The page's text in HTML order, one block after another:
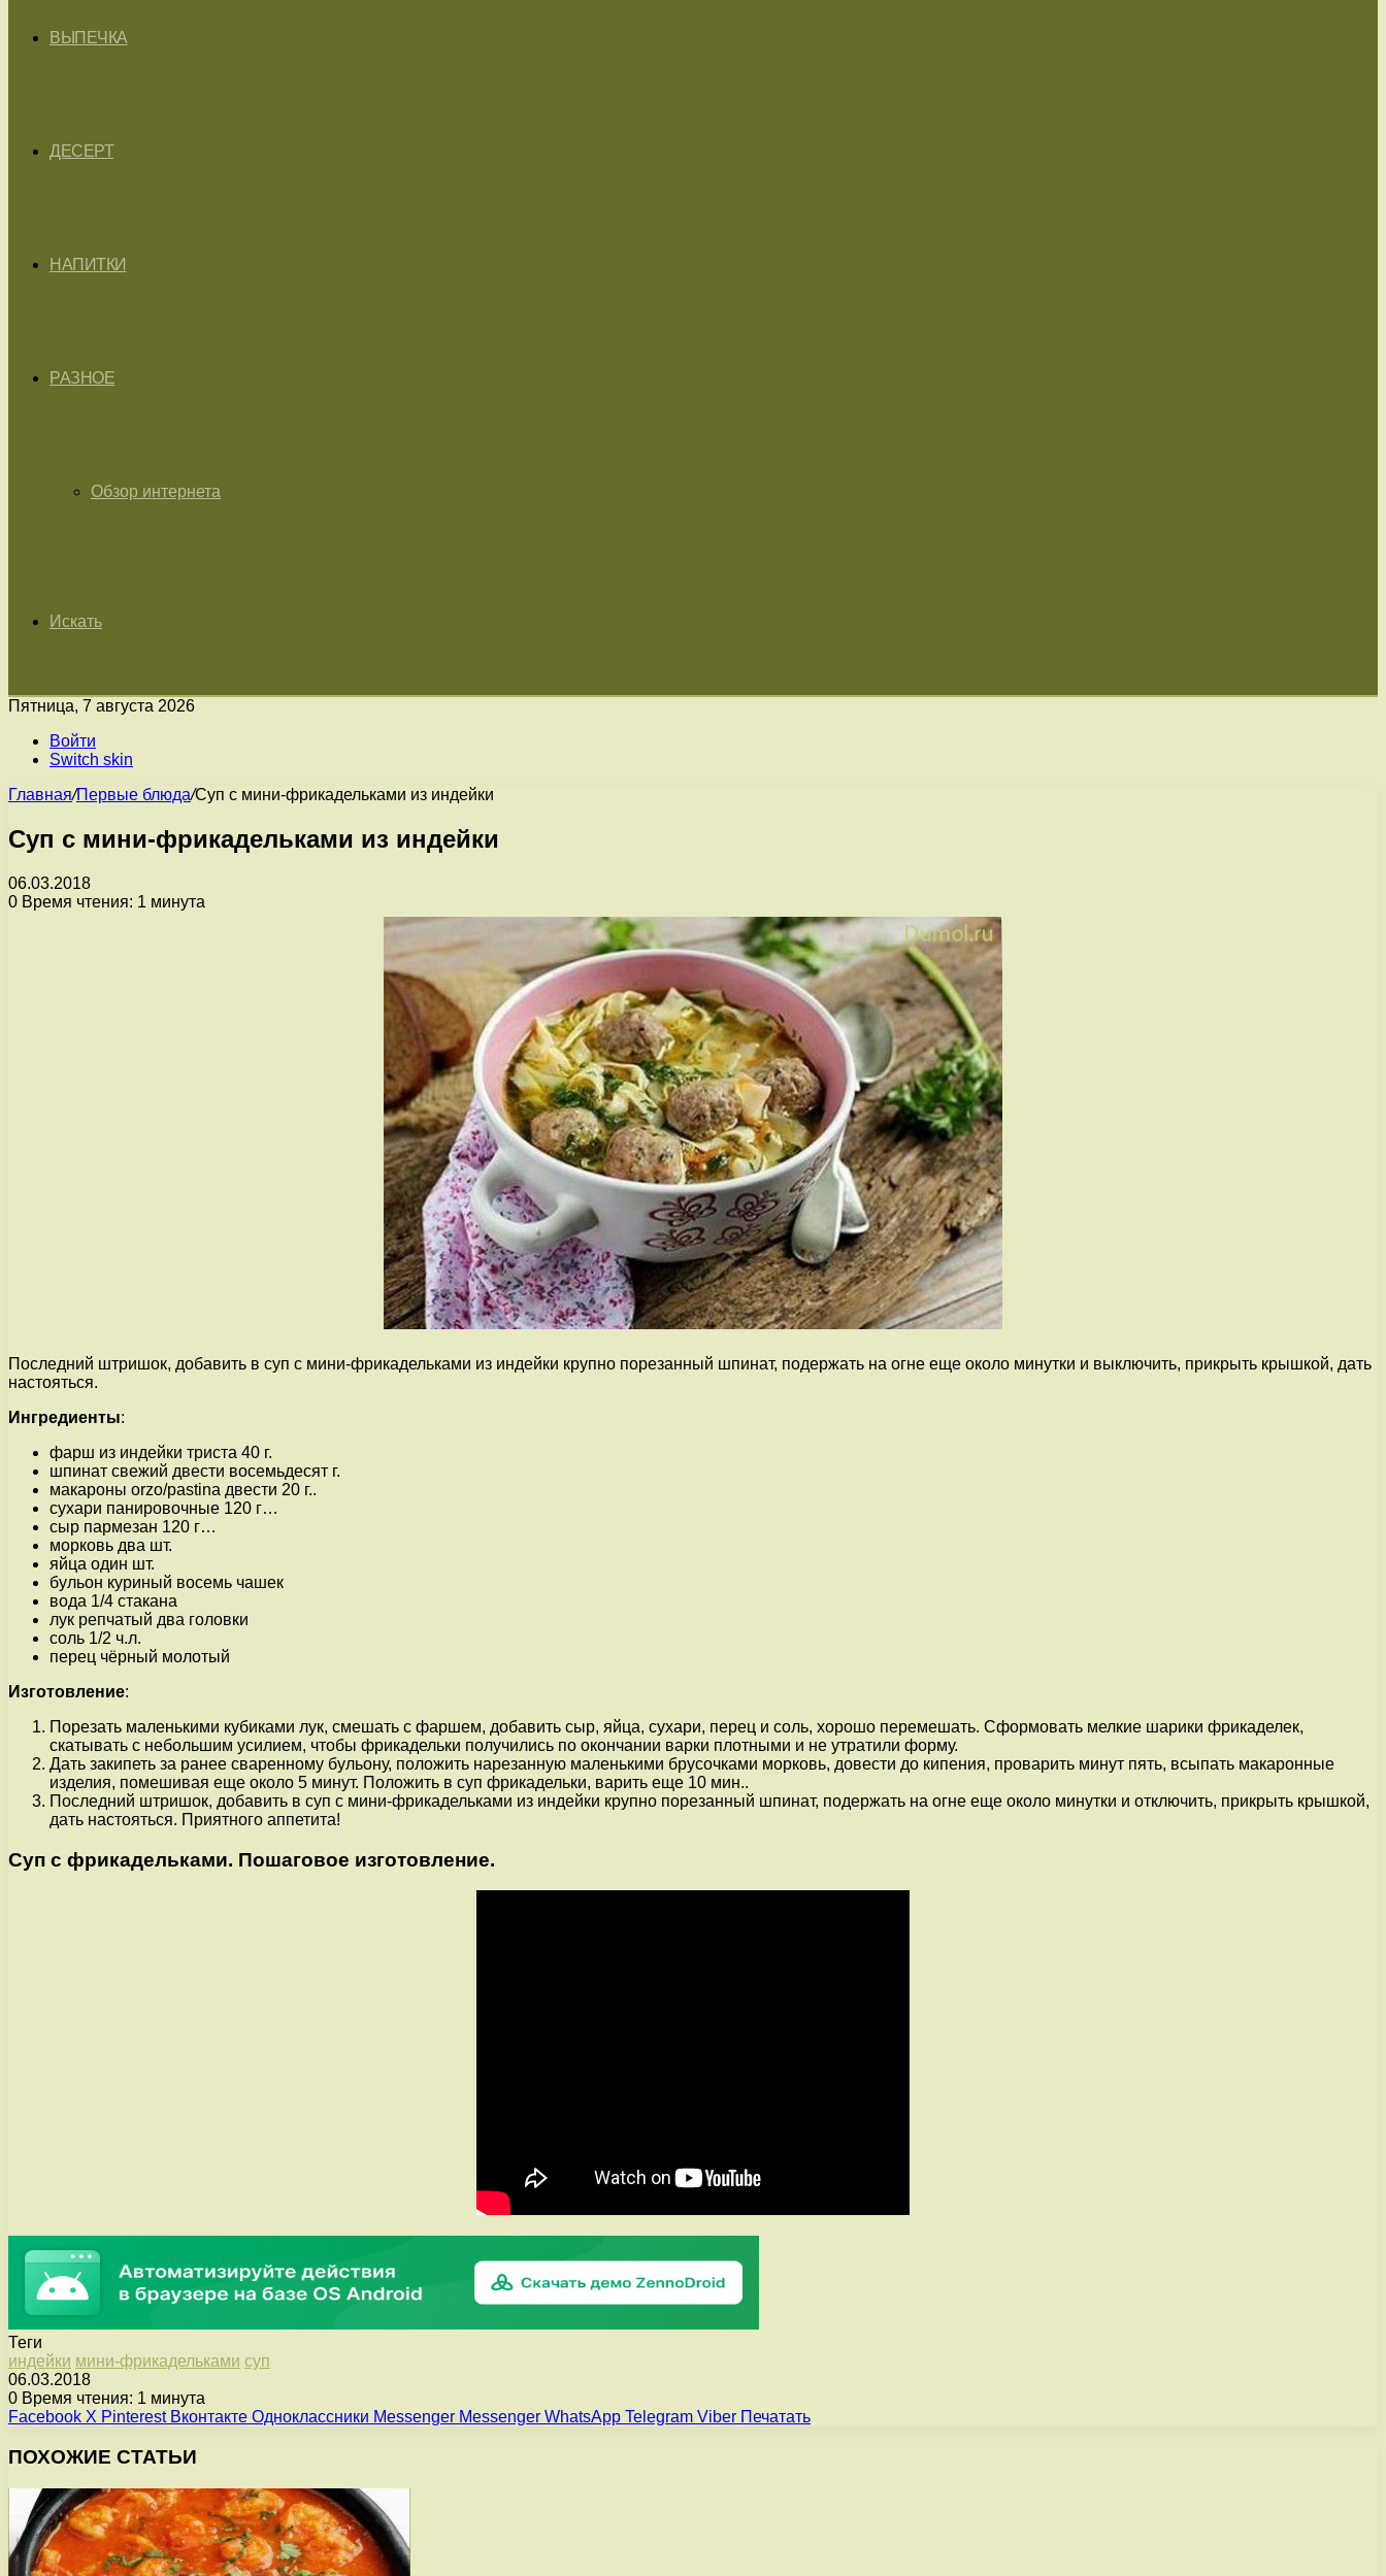
ВЫПЕЧКА
ДЕСЕРТ
НАПИТКИ
РАЗНОЕ
Обзор интернета
Искать
Пятница, 7 августа 2026
Войти
Switch skin
Главная/Первые блюда/Суп с мини-фрикадельками из индейки
Суп с мини-фрикадельками из индейки
06.03.2018
0 Время чтения: 1 минута
Последний штришок, добавить в суп с мини-фрикадельками из индейки крупно порезанный шпинат, подержать на огне еще около минутки и выключить, прикрыть крышкой, дать
настояться.
Ингредиенты:
фарш из индейки триста 40 г.
шпинат свежий двести восемьдесят г.
макароны orzo/pastina двести 20 г..
сухари панировочные 120 г…
сыр пармезан 120 г…
морковь два шт.
яйца один шт.
бульон куриный восемь чашек
вода 1/4 стакана
лук репчатый два головки
соль 1/2 ч.л.
перец чёрный молотый
Изготовление:
Порезать маленькими кубиками лук, смешать с фаршем, добавить сыр, яйца, сухари, перец и соль, хорошо перемешать. Сформовать мелкие шарики фрикаделек,
скатывать с небольшим усилием, чтобы фрикадельки получились по окончании варки плотными и не утратили форму.
Дать закипеть за ранее сваренному бульону, положить нарезанную маленькими брусочками морковь, довести до кипения, проварить минут пять, всыпать макаронные
изделия, помешивая еще около 5 минут. Положить в суп фрикадельки, варить еще 10 мин..
Последний штришок, добавить в суп с мини-фрикадельками из индейки крупно порезанный шпинат, подержать на огне еще около минутки и отключить, прикрыть крышкой,
дать настояться. Приятного аппетита!
Суп с фрикадельками. Пошаговое изготовление.
Теги
индейки мини-фрикадельками суп
06.03.2018
0 Время чтения: 1 минута
Facebook X Pinterest Вконтакте Одноклассники Messenger Messenger WhatsApp Telegram Viber Печатать
ПОХОЖИЕ СТАТЬИ